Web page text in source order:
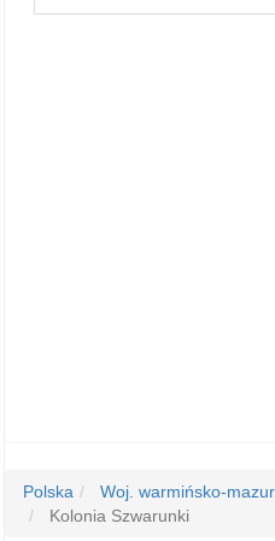
Polska Woj. warmińsko-
Kolonia Szwarunki